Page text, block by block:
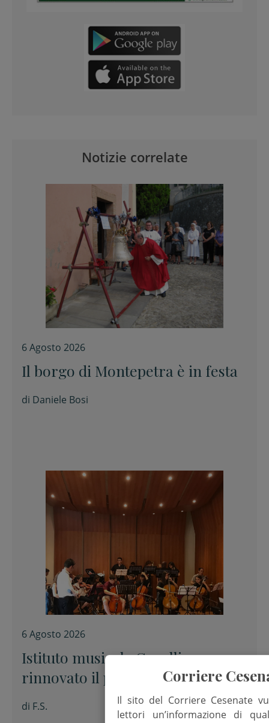
Notizie correlate
6 Agosto 2026
Il borgo di Montepetra è in festa
di Daniele Bosi
6 Agosto 2026
Istituto musicale Corelli,
rinnovato il patto tra Comune e
Conservatorio
di F.S.
Corriere
Il sito del Corriere Cesenate
lettori un’informazione di